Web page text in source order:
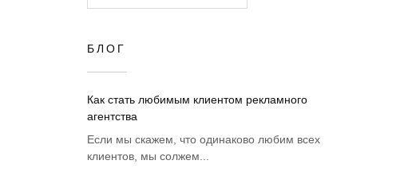
БЛОГ
Как стать любимым клиентом рекламного
агентства
Если мы скажем, что одинаково любим всех
клиентов, мы солжем...